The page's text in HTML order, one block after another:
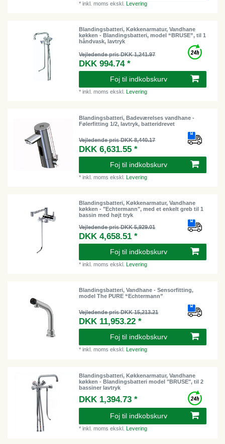
*inkl. moms ekskl.Levering
Blandingsbatteri, Køkkenarmatur, Vandhane
køkken - Blandingsbatteri, model “BRUSE”, til 1
håndvask, lavtryk
Vejledende pris DKK 1,241.97
DKK 994.74 *
Foj til indkobskurv
*inkl. moms ekskl.Levering
Blandingsbatteri, Badeværelses vandhane -
Følerfitting 1/2, lavtryk, batteridrevet
Vejledende pris DKK 8,440.17
DKK 6,631.55 *
Foj til indkobskurv
*inkl. moms ekskl.Levering
Blandingsbatteri, Køkkenarmatur, Vandhane
køkken - "Echtermann", med et enkelt greb til 1
bassin med højt tryk
Vejledende pris DKK 5,929.01
DKK 4,658.51 *
Foj til indkobskurv
*inkl. moms ekskl.Levering
Blandingsbatteri, Vandhane - Sensorfitting,
model The PURE “Echtermann”
Vejledende pris DKK 15,213.21
DKK 11,953.22 *
Foj til indkobskurv
*inkl. moms ekskl. Levering
Blandingsbatteri, Køkkenarmatur, Vandhane
køkken - Blandingsbatteri model "BRUSE", til 2
bassiner lavtryk
DKK 1,394.73 *
Foj til indkobskurv
*inkl. moms ekskl. Levering